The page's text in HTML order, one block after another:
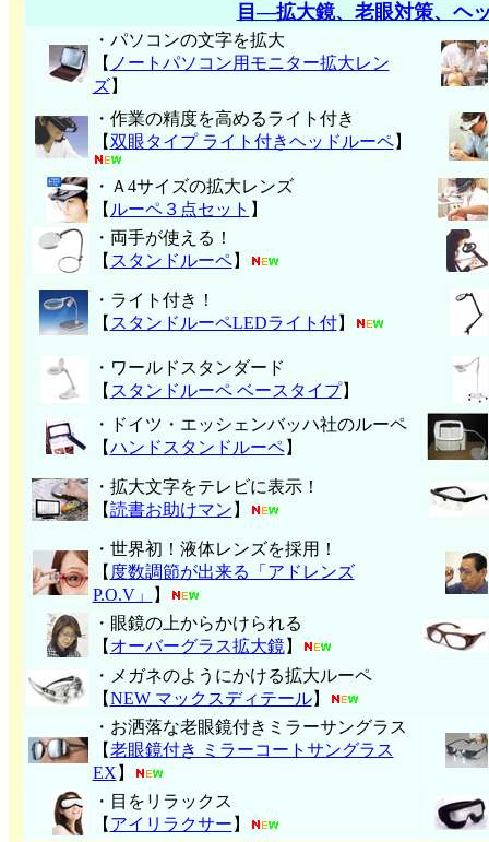
目―拡大鏡、老眼対策、ヘ
・パソコンの文字を拡大
【 ノートパソコン用モニター拡大レン
ズ】
・作業の精度を高めるライト付き
【双眼タイプ ライト付きヘッドルーペ】
・Ａ4サイズの拡大レンズ
【 ルーペ３点セット 】
・両手が使える！
【 スタンドルーペ】
・ライト付き！
【 スタンドルーペLEDライト付】
・ワールドスタンダード
【 スタンドルーペ ベースタイプ】
・ドイツ・エッシェンバッハ社のルーペ
【ハンド スタンドルーペ】
・拡大文字をテレビに表示！
【読書お助けマン 】
・世界初！液体レンズを採用！
【 度数調節が出来る「アドレンズ
P.O.V」
】
・眼鏡の上からかけられる
【 オーバーグラス拡大鏡】
・メガネのようにかける拡大ルーペ
【NEW マックスディテール】
・お洒落な老眼鏡付きミラーサングラス
【老眼鏡付き ミラーコートサングラス
EX 】
・目をリラックス
【 アイリラクサー 】